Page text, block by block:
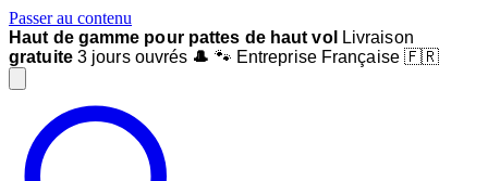
Passer au contenu
Haut de gamme pour pattes de haut vol
Livraison
gratuite 3 jours ouvrés 🎩 🐾 Entreprise Française 🇫🇷